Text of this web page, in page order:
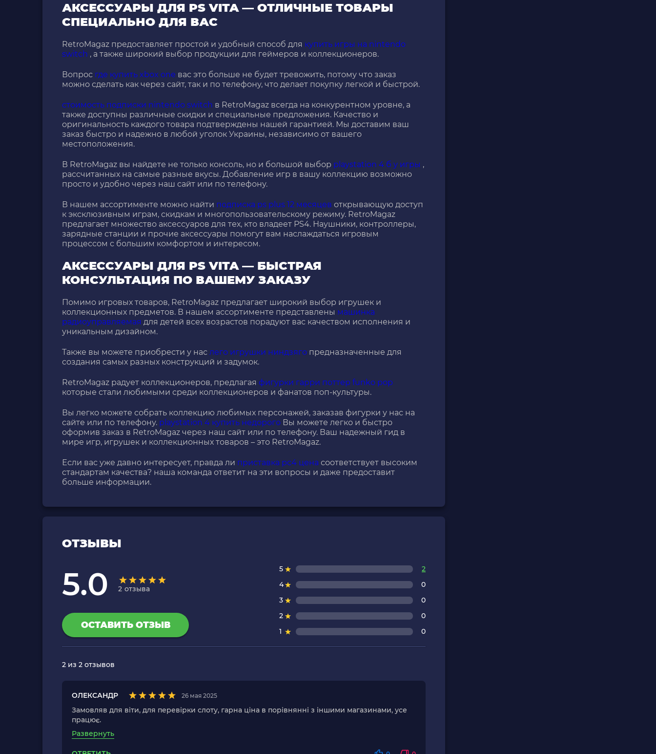
АКСЕССУАРЫ ДЛЯ PS VITA — ОТЛИЧНЫЕ ТОВАРЫ
СПЕЦИАЛЬНО ДЛЯ ВАС
RetroMagaz предоставляет простой и удобный способ для купить игры на nintendo
switch , а также широкий выбор продукции для геймеров и коллекционеров.
Вопрос где купить xbox one вас это больше не будет тревожить, потому что заказ
можно сделать как через сайт, так и по телефону, что делает покупку легкой и быстрой.
стоимость подписки nintendo switch в RetroMagaz всегда на конкурентном уровне, а
также доступны различные скидки и специальные предложения. Качество и
оригинальность каждого товара подтверждены нашей гарантией. Мы доставим ваш
заказ быстро и надежно в любой уголок Украины, независимо от вашего
местоположения.
В RetroMagaz вы найдете не только консоль, но и большой выбор playstation 4 б у игры ,
рассчитанных на самые разные вкусы. Добавление игр в вашу коллекцию возможно
просто и удобно через наш сайт или по телефону.
В нашем ассортименте можно найти подписка ps plus 12 месяцев открывающую доступ
к эксклюзивным играм, скидкам и многопользовательскому режиму. RetroMagaz
предлагает множество аксессуаров для тех, кто владеет PS4. Наушники, контроллеры,
зарядные станции и прочие аксессуары помогут вам наслаждаться игровым
процессом с большим комфортом и интересом.
АКСЕССУАРЫ ДЛЯ PS VITA — БЫСТРАЯ
КОНСУЛЬТАЦИЯ ПО ВАШЕМУ ЗАКАЗУ
Помимо игровых товаров, RetroMagaz предлагает широкий выбор игрушек и
коллекционных предметов. В нашем ассортименте представлены машинка
радиоуправляемая для детей всех возрастов порадуют вас качеством исполнения и
уникальным дизайном.
Также вы можете приобрести у нас лего игрушки ниндзяго предназначенные для
создания самых разных конструкций и задумок.
RetroMagaz радует коллекционеров, предлагая фигурки гарри поттер funko pop
которые стали любимыми среди коллекционеров и фанатов поп-культуры.
Вы легко можете собрать коллекцию любимых персонажей, заказав фигурки у нас на
сайте или по телефону. playstation 4 купить недорого Вы можете легко и быстро
оформив заказ в RetroMagaz через наш сайт или по телефону. Ваш надежный гид в
мире игр, игрушек и коллекционных товаров – это RetroMagaz.
Если вас уже давно интересует, правда ли приставка рс4 цена соответствует высоким
стандартам качества? наша команда ответит на эти вопросы и даже предоставит
больше информации.
ОТЗЫВЫ
5.0 2 отзыва
ОСТАВИТЬ ОТЗЫВ
5
2
4
0
3
0
2
0
1
0
2 из 2 отзывов
ОЛЕКСАНДР 26 мая 2025
Замовляв для віти, для перевірки слоту, гарна ціна в порівнянні з іншими магазинами, усе
працює.
Развернуть